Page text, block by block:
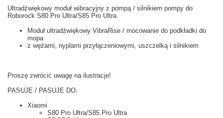
Ultradźwiękowy moduł wibracyjny z pompą / silnikiem pompy do
Roborock S80 Pro Ultra/S85 Pro Ultra
Moduł ultradźwiękowy VibraRise / mocowanie do podkładki do
mopa
z wężami, nyplami przyłączeniowymi, uszczelką i silnikiem
Proszę zwrócić uwagę na ilustracje!
PASUJE / PASUJE DO:
Xiaomi
S80 Pro Ultra/S85 Pro Ultra